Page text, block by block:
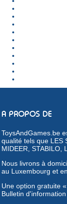
A PROPOS DE
ToysAndGames.be
qualité tels que LES
MIDEER, STABILO,
Nous livrons à
au Luxembourg et
Une option gratuite
Bulletin d'information